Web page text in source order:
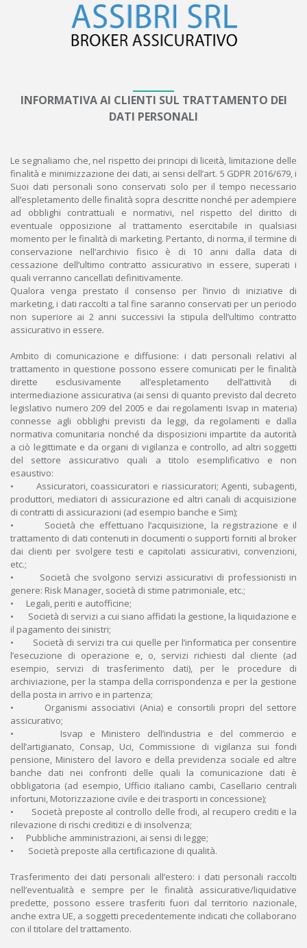
INFORMATIVA AI CLIENTI SUL TRATTAMENTO DEI
DATI PERSONALI
Le segnaliamo che, nel rispetto dei principi di liceità, limitazione delle
finalità e minimizzazione dei dati, ai sensi dell’art. 5 GDPR 2016/679, i
Suoi dati personali sono conservati solo per il tempo necessario
all’espletamento delle finalità sopra descritte nonché per adempiere
ad obblighi contrattuali e normativi, nel rispetto del diritto di
eventuale opposizione al trattamento esercitabile in qualsiasi
momento per le finalità di marketing. Pertanto, di norma, il termine di
conservazione nell’archivio fisico è di 10 anni dalla data di
cessazione dell’ultimo contratto assicurativo in essere, superati i
quali verranno cancellati definitivamente.
Qualora venga prestato il consenso per l’invio di iniziative di
marketing, i dati raccolti a tal fine saranno conservati per un periodo
non superiore ai 2 anni successivi la stipula dell’ultimo contratto
assicurativo in essere.
Ambito di comunicazione e diffusione: i dati personali relativi al
trattamento in questione possono essere comunicati per le finalità
dirette esclusivamente all’espletamento dell’attività di
intermediazione assicurativa (ai sensi di quanto previsto dal decreto
legislativo numero 209 del 2005 e dai regolamenti Isvap in materia)
connesse agli obblighi previsti da leggi, da regolamenti e dalla
normativa comunitaria nonché da disposizioni impartite da autorità
a ciò legittimate e da organi di vigilanza e controllo, ad altri soggetti
del settore assicurativo quali a titolo esemplificativo e non
esaustivo:
• Assicuratori, coassicuratori e riassicuratori; Agenti, subagenti,
produttori, mediatori di assicurazione ed altri canali di acquisizione
di contratti di assicurazioni (ad esempio banche e Sim);
• Società che effettuano l’acquisizione, la registrazione e il
trattamento di dati contenuti in documenti o supporti forniti al broker
dai clienti per svolgere testi e capitolati assicurativi, convenzioni,
etc.;
• Società che svolgono servizi assicurativi di professionisti in
genere: Risk Manager, società di stime patrimoniale, etc.;
• Legali, periti e autofficine;
• Società di servizi a cui siano affidati la gestione, la liquidazione e
il pagamento dei sinistri;
• Società di servizi tra cui quelle per l’informatica per consentire
l’esecuzione di operazione e, o, servizi richiesti dal cliente (ad
esempio, servizi di trasferimento dati), per le procedure di
archiviazione, per la stampa della corrispondenza e per la gestione
della posta in arrivo e in partenza;
• Organismi associativi (Ania) e consortili propri del settore
assicurativo;
• Isvap e Ministero dell’industria e del commercio e
dell’artigianato, Consap, Uci, Commissione di vigilanza sui fondi
pensione, Ministero del lavoro e della previdenza sociale ed altre
banche dati nei confronti delle quali la comunicazione dati è
obbligatoria (ad esempio, Ufficio italiano cambi, Casellario centrali
infortuni, Motorizzazione civile e dei trasporti in concessione);
• Società preposte al controllo delle frodi, al recupero crediti e la
rilevazione di rischi creditizi e di insolvenza;
• Pubbliche amministrazioni, ai sensi di legge;
• Società preposte alla certificazione di qualità.
Trasferimento dei dati personali all’estero: i dati personali raccolti
nell’eventualità e sempre per le finalità assicurative/liquidative
predette, possono essere trasferiti fuori dal territorio nazionale,
anche extra UE, a soggetti precedentemente indicati che collaborano
con il titolare del trattamento.